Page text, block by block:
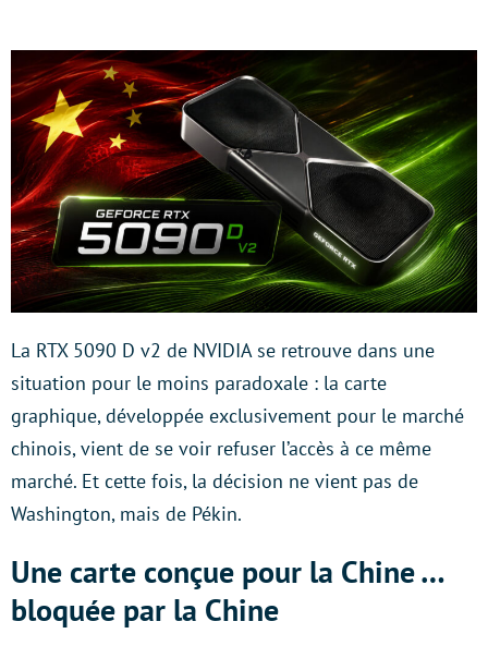
La RTX 5090 D v2 de NVIDIA se retrouve dans une
situation pour le moins paradoxale : la carte
graphique, développée exclusivement pour le marché
chinois, vient de se voir refuser l’accès à ce même
marché. Et cette fois, la décision ne vient pas de
Washington, mais de Pékin.
Une carte conçue pour la Chine …
bloquée par la Chine